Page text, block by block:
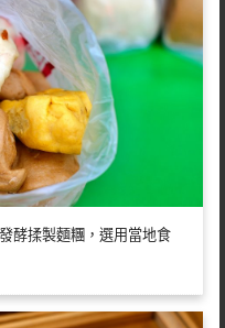
酵揉製麵糰，選用當地食